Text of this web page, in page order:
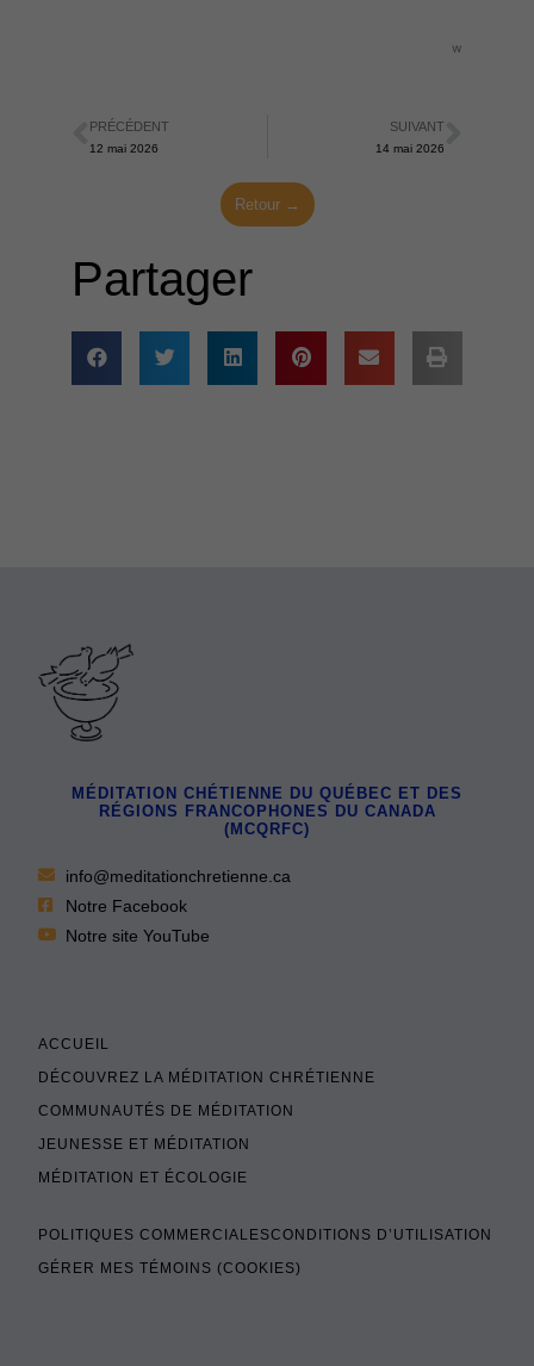
w
Précédent
PRÉCÉDENT
12 mai 2026
SUIVANT
14 mai 2026
Retour →
Partager
MÉDITATION CHÉTIENNE DU QUÉBEC ET DES
RÉGIONS FRANCOPHONES DU CANADA
(MCQRFC)
info@meditationchretienne.ca
Notre Facebook
Notre site YouTube
ACCUEIL
DÉCOUVREZ LA MÉDITATION CHRÉTIENNE
COMMUNAUTÉS DE MÉDITATION
JEUNESSE ET MÉDITATION
MÉDITATION ET ÉCOLOGIE
POLITIQUES COMMERCIALESCONDITIONS D’UTILISATION
GÉRER MES TÉMOINS (COOKIES)